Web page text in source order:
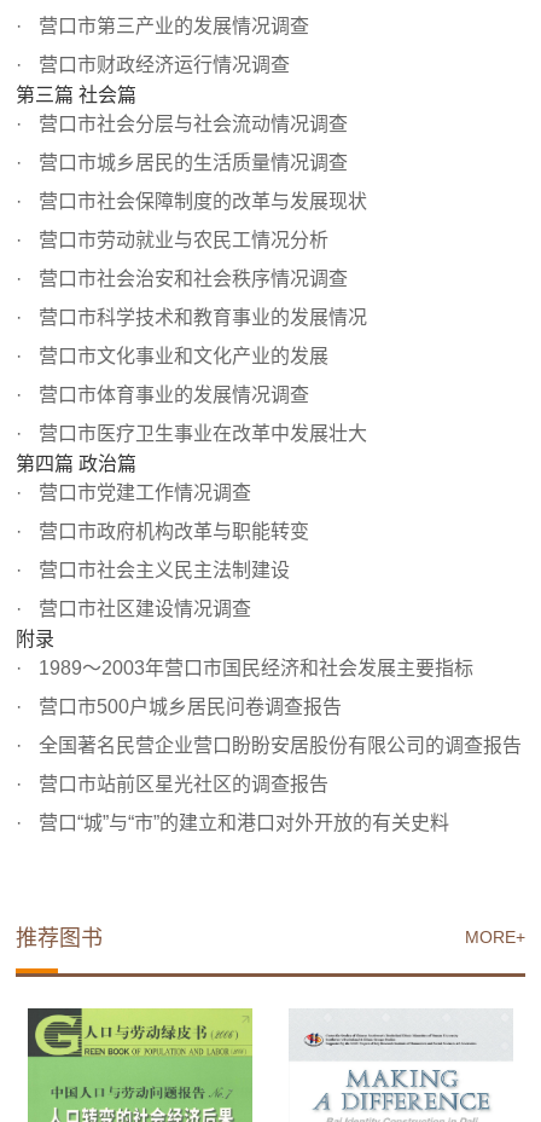
营口市第三产业的发展情况调查
营口市财政经济运行情况调查
第三篇 社会篇
营口市社会分层与社会流动情况调查
营口市城乡居民的生活质量情况调查
营口市社会保障制度的改革与发展现状
营口市劳动就业与农民工情况分析
营口市社会治安和社会秩序情况调查
营口市科学技术和教育事业的发展情况
营口市文化事业和文化产业的发展
营口市体育事业的发展情况调查
营口市医疗卫生事业在改革中发展壮大
第四篇 政治篇
营口市党建工作情况调查
营口市政府机构改革与职能转变
营口市社会主义民主法制建设
营口市社区建设情况调查
附录
1989～2003年营口市国民经济和社会发展主要指标
营口市500户城乡居民问卷调查报告
全国著名民营企业营口盼盼安居股份有限公司的调查报告
营口市站前区星光社区的调查报告
营口“城”与“市”的建立和港口对外开放的有关史料
MORE+
推荐图书